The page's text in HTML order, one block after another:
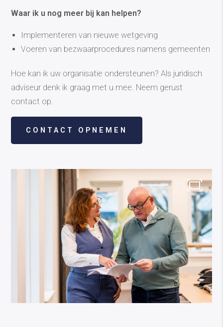
Waar ik u nog meer bij kan helpen?
Implementeren van nieuwe wetgeving
Voeren van bezwaarprocedures namens gemeenten
Hoe kan ik uw organisatie ondersteunen? Als juridisch
adviseur denk ik graag met u mee. Neem gerust
contact op.
CONTACT OPNEMEN